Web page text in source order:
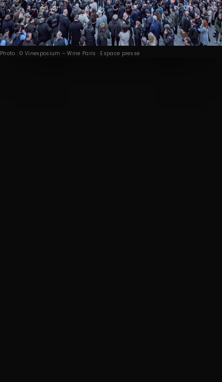
Photo : © Vinexposium – Wine Paris · Espace presse